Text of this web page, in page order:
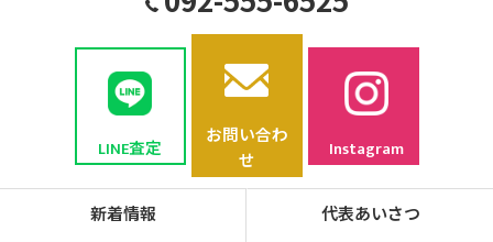
LINE査定
お問い合わ
せ
Instagram
新着情報
代表あいさつ